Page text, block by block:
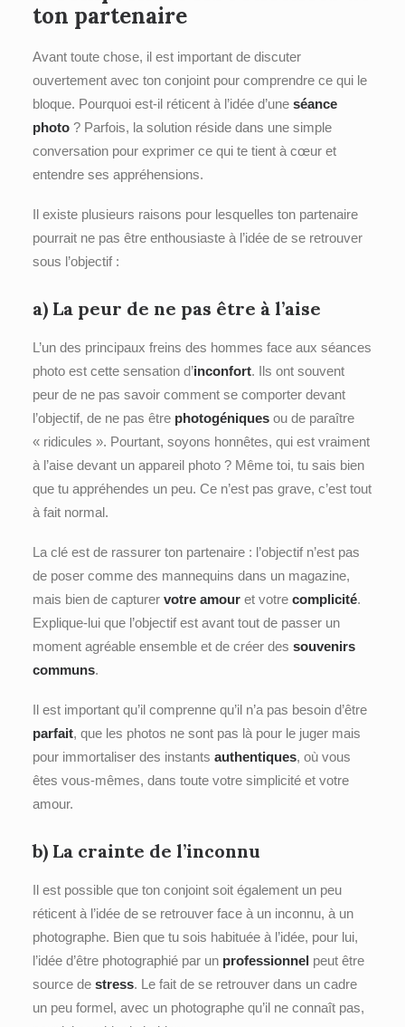
ton partenaire
Avant toute chose, il est important de discuter
ouvertement avec ton conjoint pour comprendre ce qui le
bloque. Pourquoi est-il réticent à l’idée d’une séance
photo ? Parfois, la solution réside dans une simple
conversation pour exprimer ce qui te tient à cœur et
entendre ses appréhensions.
Il existe plusieurs raisons pour lesquelles ton partenaire
pourrait ne pas être enthousiaste à l’idée de se retrouver
sous l’objectif :
a) La peur de ne pas être à l’aise
L’un des principaux freins des hommes face aux séances
photo est cette sensation d’inconfort. Ils ont souvent
peur de ne pas savoir comment se comporter devant
l’objectif, de ne pas être photogéniques ou de paraître
« ridicules ». Pourtant, soyons honnêtes, qui est vraiment
à l’aise devant un appareil photo ? Même toi, tu sais bien
que tu appréhendes un peu. Ce n’est pas grave, c’est tout
à fait normal.
La clé est de rassurer ton partenaire : l’objectif n’est pas
de poser comme des mannequins dans un magazine,
mais bien de capturer votre amour et votre complicité.
Explique-lui que l’objectif est avant tout de passer un
moment agréable ensemble et de créer des souvenirs
communs.
Il est important qu’il comprenne qu’il n’a pas besoin d’être
parfait, que les photos ne sont pas là pour le juger mais
pour immortaliser des instants authentiques, où vous
êtes vous-mêmes, dans toute votre simplicité et votre
amour.
b) La crainte de l’inconnu
Il est possible que ton conjoint soit également un peu
réticent à l’idée de se retrouver face à un inconnu, à un
photographe. Bien que tu sois habituée à l’idée, pour lui,
l’idée d’être photographié par un professionnel peut être
source de stress. Le fait de se retrouver dans un cadre
un peu formel, avec un photographe qu’il ne connaît pas,